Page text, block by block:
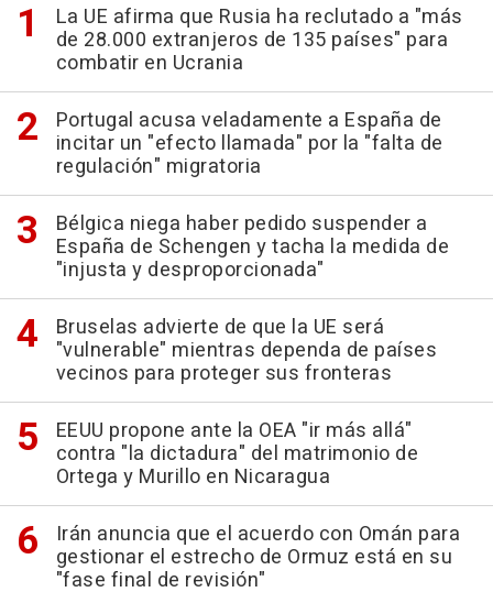
La UE afirma que Rusia ha reclutado a "más
de 28.000 extranjeros de 135 países" para
combatir en Ucrania
Portugal acusa veladamente a España de
incitar un "efecto llamada" por la "falta de
regulación" migratoria
Bélgica niega haber pedido suspender a
España de Schengen y tacha la medida de
"injusta y desproporcionada"
Bruselas advierte de que la UE será
"vulnerable" mientras dependa de países
vecinos para proteger sus fronteras
EEUU propone ante la OEA "ir más allá"
contra "la dictadura" del matrimonio de
Ortega y Murillo en Nicaragua
Irán anuncia que el acuerdo con Omán para
gestionar el estrecho de Ormuz está en su
"fase final de revisión"